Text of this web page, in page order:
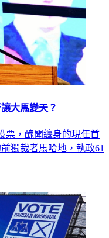
大馬變天？
票，醜聞纏身的現任首
獨裁者馬哈地，執政61